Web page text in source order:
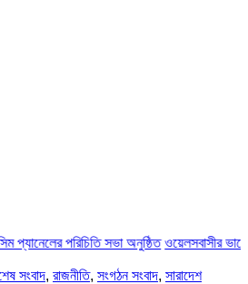
পরিচিতি সভা অনুষ্ঠিত ওয়েলসবাসীর ভালোবাসায়
সংবাদ, রাজনীতি, সংগঠন সংবাদ, সারাদেশ